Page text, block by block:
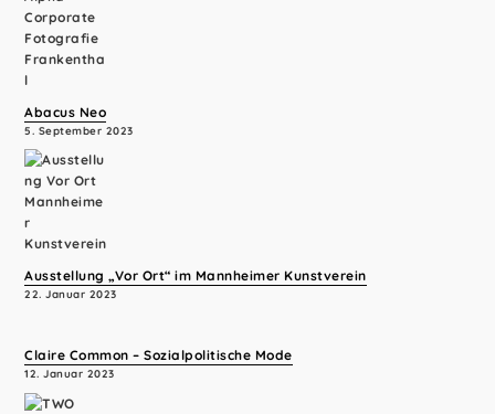
Abacus Neo
5. September 2023
Ausstellung „Vor Ort“ im Mannheimer Kunstverein
22. Januar 2023
Claire Common – Sozialpolitische Mode
12. Januar 2023